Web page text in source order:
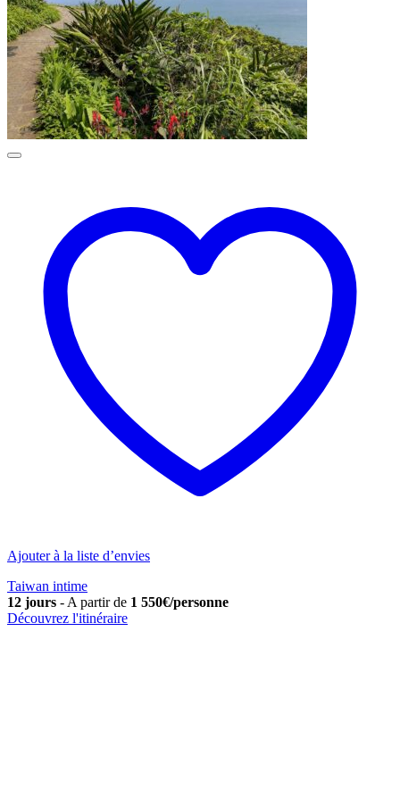
Ajouter à la liste d’envies
Taiwan intime
12 jours - A partir de 1 550€/personne
Découvrez l'itinéraire